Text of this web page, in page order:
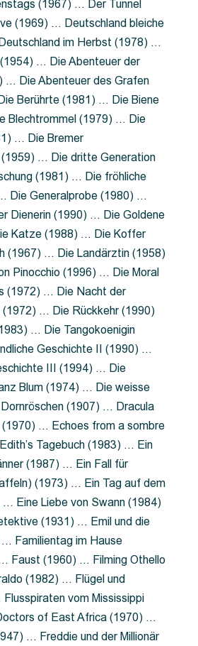
(1967) … Der Tunnel
(1969) … Deutschland bleiche
im Herbst (1978) …
(1954) … Die Abenteuer der
… Die Abenteuer des Grafen
Berührte (1981) … Die Biene
Blechtrommel (1979) … Die
… Die Bremer
… Die dritte Generation
(1981) … Die fröhliche
Die Generalprobe (1980) …
Dienerin (1990) … Die Goldene
Katze (1988) … Die Koffer
(1967) … Die Landärztin (1958)
Pinocchio (1996) … Die Moral
(1972) … Die Nacht der
(1972) … Die Rückkehr (1990)
… Die Tangokoenigin
Geschichte II (1990) …
III (1994) … Die
Blum (1974) … Die weisse
(1907) … Dracula
… Echoes from a sombre
Tagebuch (1983) … Ein
(1987) … Ein Fall für
(1973) … Ein Tag auf dem
… Eine Liebe von Swann (1984)
(1931) … Emil und die
Familientag im Hause
Faust (1960) … Filming Othello
(1982) … Flügel und
vom Mississippi
of East Africa (1970) …
… Freddie und der Millionär